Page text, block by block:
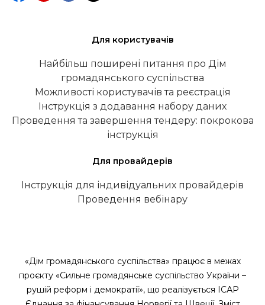
Для користувачів
Найбільш поширені питання про Дім
громадянського суспільства
Можливості користувачів та реєстрація
Інструкція з додавання набору даних
Проведення та завершення тендеру: покрокова
інструкція
Для провайдерів
Інструкція для індивідуальних провайдерів
Проведення вебінару
«Дім громадянського суспільства» працює в межах
проєкту «Сильне громадянське суспільство України –
рушій реформ і демократії», що реалізується ІСАР